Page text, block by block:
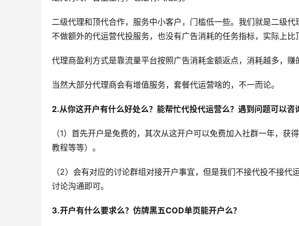
二级代理和顶代合作，服务中小客户，门槛低一些。我们就是二级
不做额外的代运营代投服务，也没有广告消耗的任务指标，实际上比
代理商盈利方式是靠流量平台按照广告消耗金额返点，消耗越多，赚
当然大部分代理商会有增值服务，套餐代运营啥的，不一而论。
2.从你这开户有什么好处么？能帮忙代投代运营么？遇到问题可以咨
（1）首先开户是免费的，其次从这开户可以免费加入社群一年，获
教程等等）。
（2）会有对应的讨论群组对接开户事宜，但是我们不接代投不接
讨论沟通即可。
3.开户有什么要求么？ 仿牌黑五COD单页能开户么？